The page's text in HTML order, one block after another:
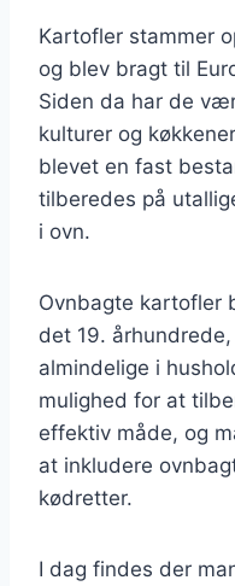
Kartofler stammer
og blev bragt til
Siden da har de
kulturer og
blevet en fast
tilberedes på
i ovn.
Ovnbagte kartofler
det 19.
almindelige i
mulighed for at
effektiv måde, og
at inkludere
kødretter.
I dag findes der